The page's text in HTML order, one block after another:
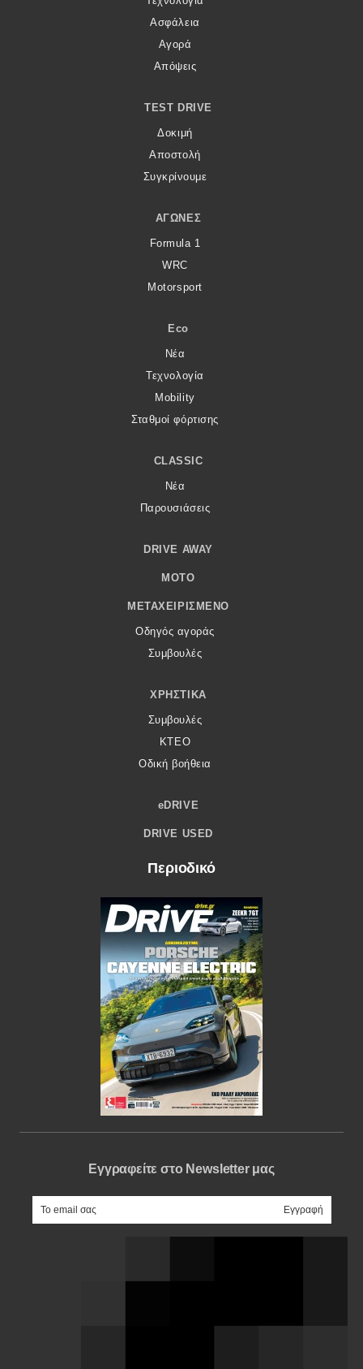
Ασφάλεια
Αγορά
Απόψεις
TEST DRIVE
Δοκιμή
Αποστολή
Συγκρίνουμε
ΑΓΏΝΕΣ
Formula 1
WRC
Motorsport
Eco
Νέα
Τεχνολογία
Mobility
Σταθμοί φόρτισης
CLASSIC
Νέα
Παρουσιάσεις
DRIVE AWAY
MOTO
ΜΕΤΑΧΕΙΡΙΣΜΈΝΟ
Οδηγός αγοράς
Συμβουλές
ΧΡΗΣΤΙΚΆ
Συμβουλές
ΚΤΕΟ
Οδική βοήθεια
eDRIVE
DRIVE USED
Περιοδικό
Εγγραφείτε στο Newsletter μας
e-mail